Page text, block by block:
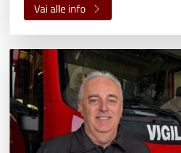
Vai alle info